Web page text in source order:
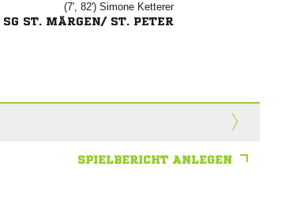
(7', 82') 
SG ST. MÄRGEN/ ST. PETER
SPIELBERICHT ANLEGEN